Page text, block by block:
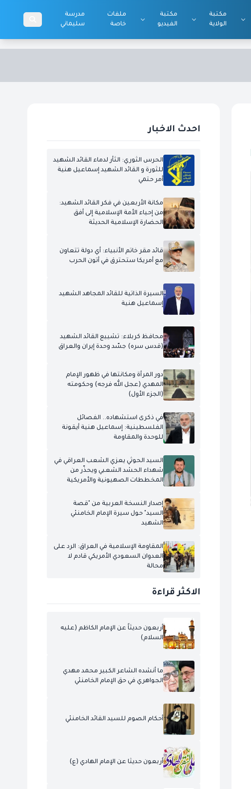
مكتبة
الولاية
مكتبة
الفيديو
ملفات
خاصة
مدرسة
سليماني
احدث الاخبار
الحرس الثوري: الثأر لدماء القائد الشهيد
للثورة و القائد الشهيد إسماعيل هنية
أمر حتمي
مكانة الأربعين في فكر القائد الشهيد:
من إحياء الأمة الإسلامية إلى أفق
الحضارة الإسلامية الحديثة
قائد مقر خاتم الأنبياء: أي دولة تتعاون
مع أمريكا ستحترق في أتون الحرب
السيرة الذاتية للقائد المجاهد الشهيد
إسماعيل هنية
محافظ كربلاء: تشييع القائد الشهيد
(قدس سره) جسّد وحدة إيران والعراق
دور المرأة ومكانتها في ظهور الإمام
المهدي (عجل الله فرجه) وحكومته
(الجزء الأول)
في ذكرى استشهاده.. الفصائل
الفلسطينية: إسماعيل هنية أيقونة
للوحدة والمقاومة
السيد الحوثي يعزي الشعب العراقي في
شهداء الحشد الشعبي ويحذّر من
المخططات الصهيونية والأمريكية
إصدار النسخة العربية من "قصة
السيد" حول سيرة الإمام الخامنئي
الشهيد
المقاومة الإسلامية في العراق: الرد على
العدوان السعودي الأمريكي قادم لا
محالة
الاكثر قراءة
أربعون حديثاً عن الإمام الكاظم (عليه
السلام)
ما أنشده الشاعر الكبير محمد مهدي
الجواهري في حق الإمام الخامنئي
أحكام الصوم للسيد القائد الخامنئي
أربعون حديثا عن الإمام الهادي (ع)